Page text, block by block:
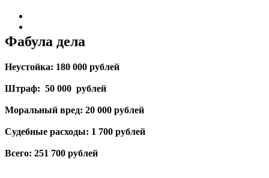
Фабула дела
Неустойка: 180 000 рублей
Штраф: 50 000 рублей
Моральный вред: 20 000 рублей
Судебные расходы: 1 700 рублей
Всего: 251 700 рублей